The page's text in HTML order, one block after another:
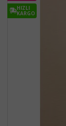
HIZLI
KARGO